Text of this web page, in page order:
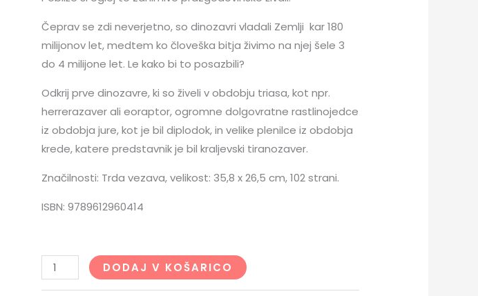
Čeprav se zdi neverjetno, so dinozavri vladali Zemlji kar 180
milijonov let, medtem ko človeška bitja živimo na njej šele 3
do 4 milijone let. Le kako bi to posazbili?
Odkrij prve dinozavre, ki so živeli v obdobju triasa, kot npr.
herrerazaver ali eoraptor, ogromne dolgovratne rastlinojedce
iz obdobja jure, kot je bil diplodok, in velike plenilce iz obdobja
krede, katere predstavnik je bil kraljevski tiranozaver.
Značilnosti: Trda vezava, velikost: 35,8 x 26,5 cm, 102 strani.
ISBN: 9789612960414
DODAJ V KOŠARICO